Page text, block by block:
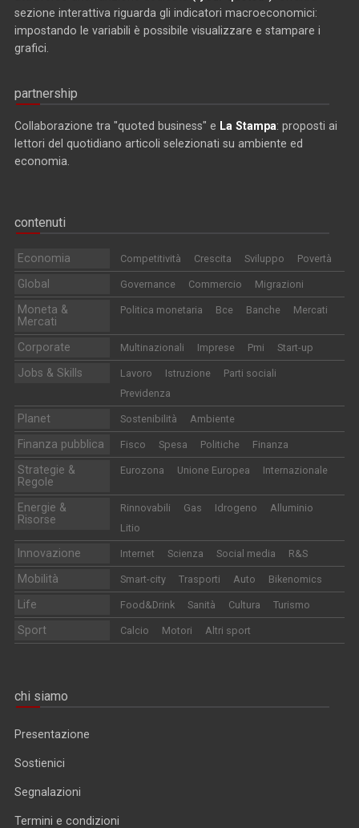
sezione interattiva riguarda gli indicatori macroeconomici:
impostando le variabili è possibile visualizzare e stampare i
grafici.
partnership
Collaborazione tra "quoted business" e La Stampa: proposti ai
lettori del quotidiano articoli selezionati su ambiente ed
economia.
contenuti
Economia Competitività Crescita Sviluppo Povertà
Global Governance Commercio Migrazioni
Moneta &
Mercati
Politica monetaria Bce Banche Mercati
Corporate Multinazionali Imprese Pmi Start-up
Jobs & Skills Lavoro Istruzione
Parti sociali
Previdenza
Planet Sostenibilità Ambiente
Finanza pubblica Fisco Spesa Politiche Finanza
Strategie &
Regole
Eurozona Unione Europea Internazionale
Energie &
Risorse
Rinnovabili Gas Idrogeno
Alluminio
Litio
Innovazione Internet Scienza Social media R&S
Mobilità Smart-city Trasporti Auto Bikenomics
Life Food&Drink Sanità Cultura Turismo
Sport Calcio Motori Altri sport
chi siamo
Presentazione
Sostienici
Segnalazioni
Termini e condizioni